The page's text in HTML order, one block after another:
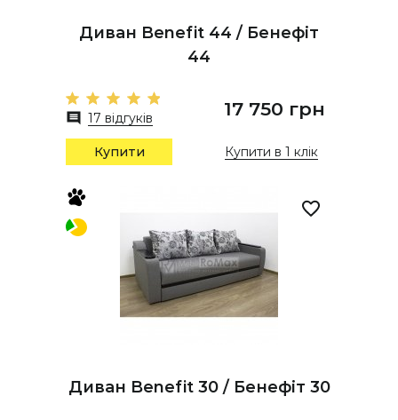
Диван Benefit 44 / Бенефіт
44
17 відгуків 17 750 грн
Купити Купити в 1 клік
Диван Benefit 30 / Бенефіт 30